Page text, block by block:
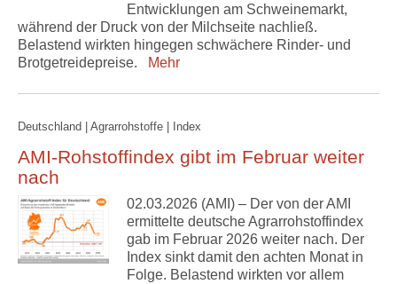
Entwicklungen am Schweinemarkt,
während der Druck von der Milchseite nachließ.
Belastend wirkten hingegen schwächere Rinder- und
Brotgetreidepreise.
Mehr
Deutschland | Agrarrohstoffe | Index
AMI-Rohstoffindex gibt im Februar weiter
nach
02.03.2026 (AMI) – Der von der AMI
ermittelte deutsche Agrarrohstoffindex
gab im Februar 2026 weiter nach. Der
Index sinkt damit den achten Monat in
Folge. Belastend wirkten vor allem